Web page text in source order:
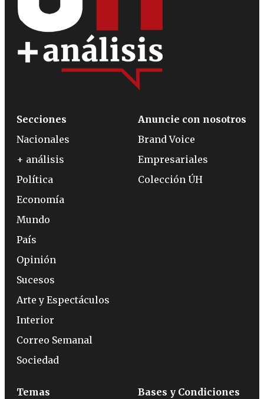
Secciones
Nacionales
+ análisis
Política
Economía
Mundo
País
Opinión
Sucesos
Arte y Espectáculos
Interior
Correo Semanal
Sociedad
Anuncie con nosotros
Brand Voice
Empresariales
Colección ÚH
Temas
Bases y Condiciones